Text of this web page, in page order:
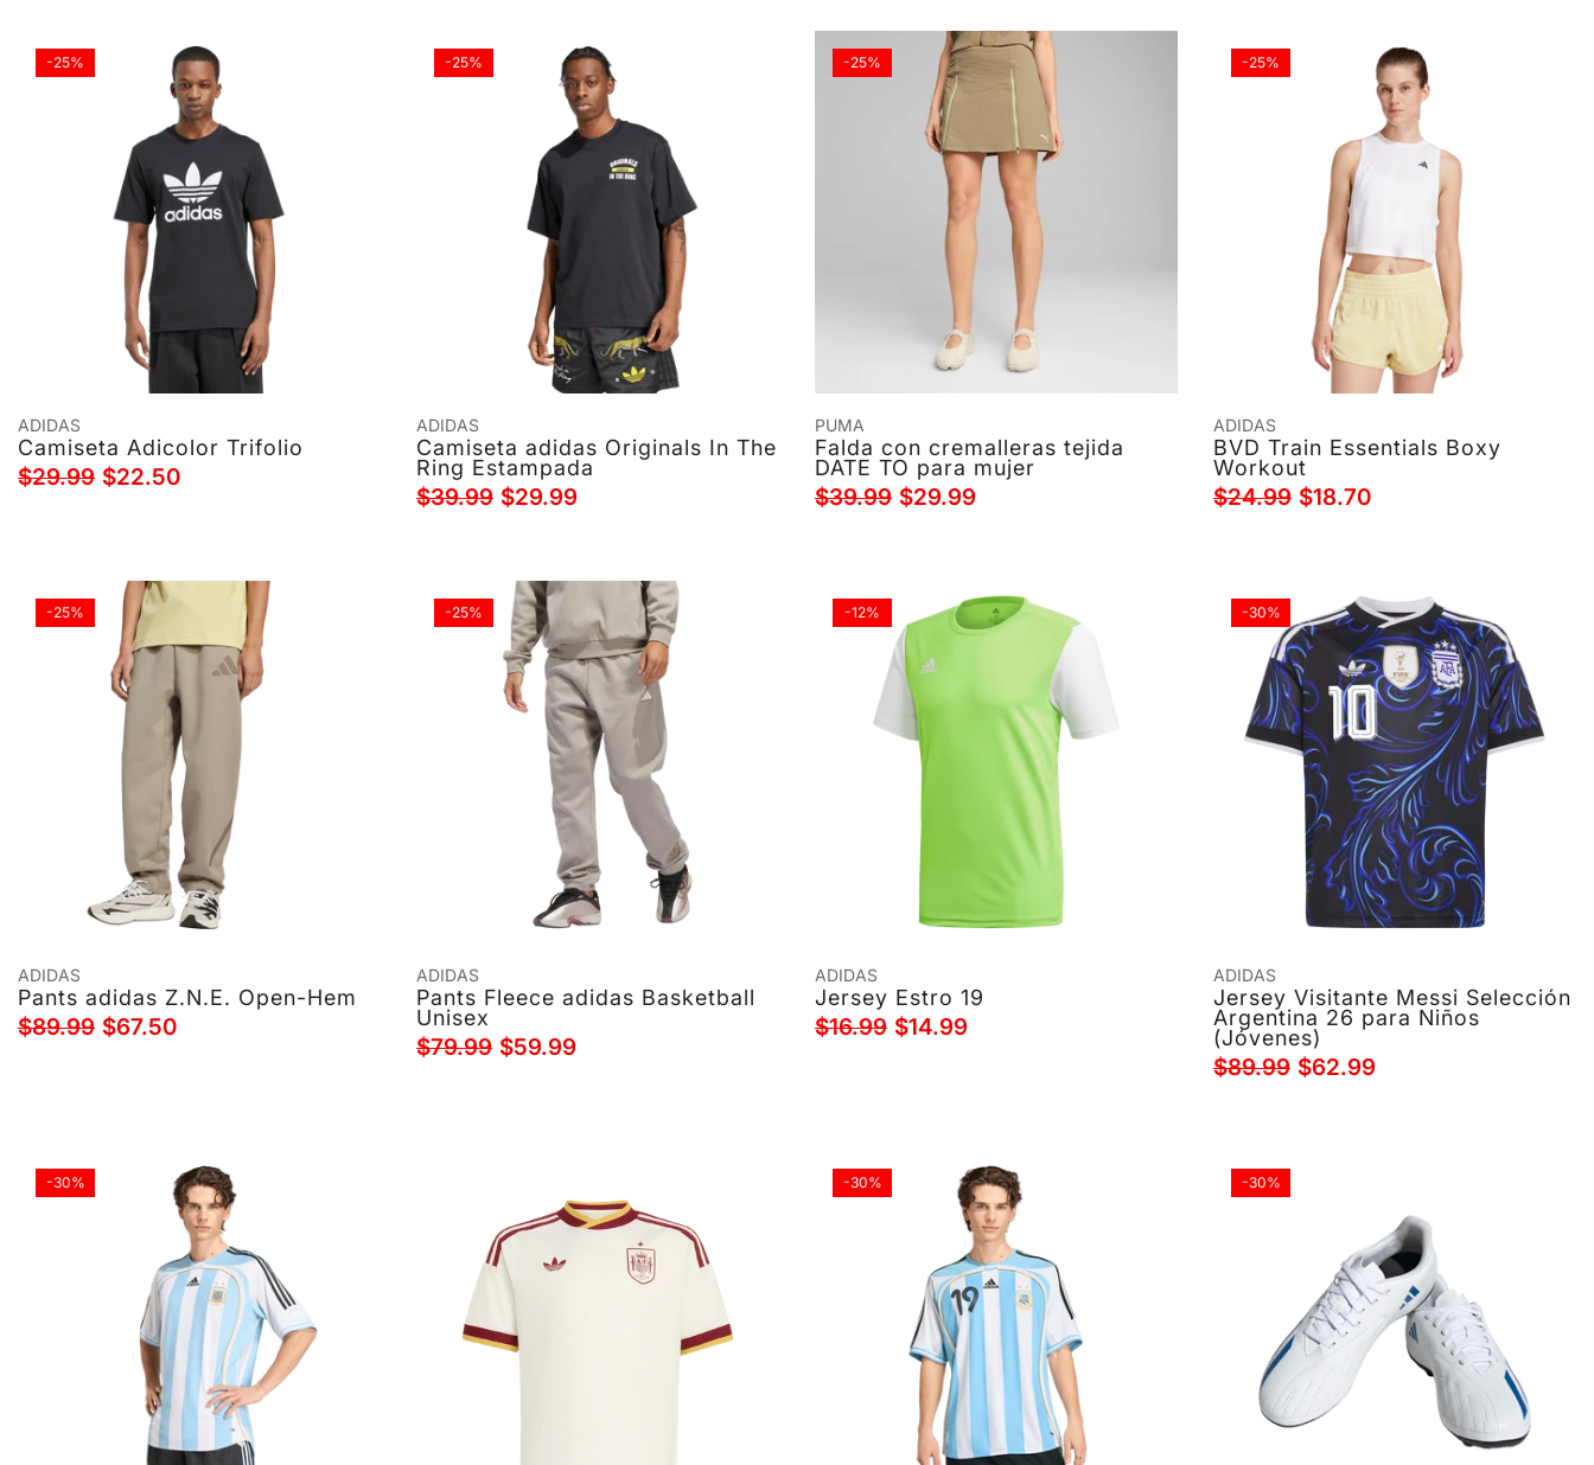
-25%
ADIDAS
Camiseta Adicolor Trifolio
$29.99 $22.50
-25%
ADIDAS
Camiseta adidas Originals In The
Ring Estampada
$39.99 $29.99
-25%
PUMA
Falda con cremalleras tejida
DATE TO para mujer
$39.99 $29.99
-25%
ADIDAS
BVD Train Essentials Boxy
Workout
$24.99 $18.70
-25%
ADIDAS
Pants adidas Z.N.E. Open-Hem
$89.99 $67.50
-25%
ADIDAS
Pants Fleece adidas Basketball
Unisex
$79.99 $59.99
-12%
ADIDAS
Jersey Estro 19
$16.99 $14.99
-30%
ADIDAS
Jersey Visitante Messi Selección
Argentina 26 para Niños
(Jóvenes)
$89.99 $62.99
-30% -30% -30%